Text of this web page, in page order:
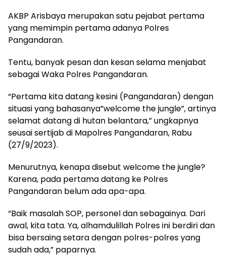
AKBP Arisbaya merupakan satu pejabat pertama
yang memimpin pertama adanya Polres
Pangandaran.
Tentu, banyak pesan dan kesan selama menjabat
sebagai Waka Polres Pangandaran.
“Pertama kita datang kesini (Pangandaran) dengan
situasi yang bahasanya”welcome the jungle”, artinya
selamat datang di hutan belantara,” ungkapnya
seusai sertijab di Mapolres Pangandaran, Rabu
(27/9/2023).
Menurutnya, kenapa disebut welcome the jungle?
Karena, pada pertama datang ke Polres
Pangandaran belum ada apa-apa.
“Baik masalah SOP, personel dan sebagainya. Dari
awal, kita tata. Ya, alhamdulillah Polres ini berdiri dan
bisa bersaing setara dengan polres-polres yang
sudah ada,” paparnya.